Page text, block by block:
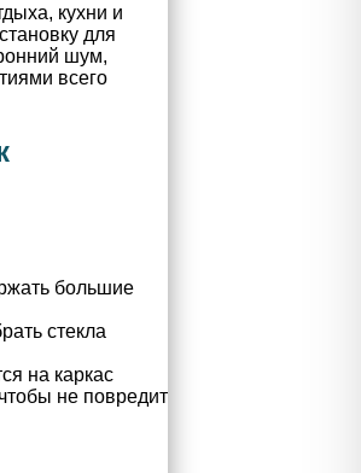
кухни и
для
шум,
всего
большие
стекла
на каркас
не повредить